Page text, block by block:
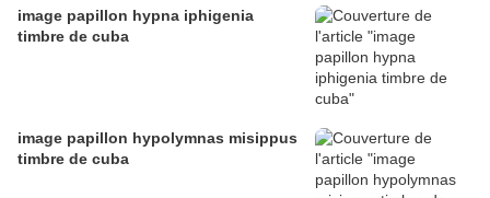
image papillon hypna iphigenia
timbre de cuba
image papillon hypolymnas misippus
timbre de cuba